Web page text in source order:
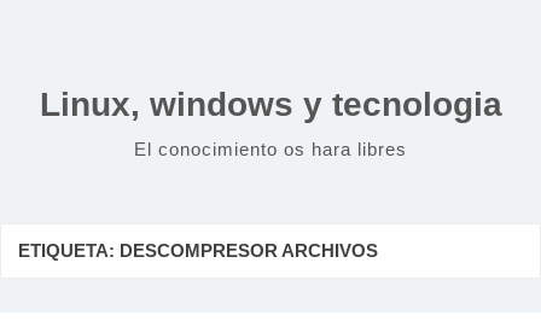
Linux, windows y tecnologia
El conocimiento os hara libres
ETIQUETA: DESCOMPRESOR ARCHIVOS